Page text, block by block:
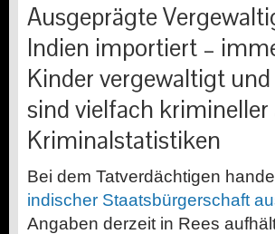
Ausgeprägte
Indien importiert –
Kinder vergewaltigt
sind vielfach krimineller
Kriminalstatistiken
Bei dem Tatverdächtigen
indischer Staatsbürgerschaft
Angaben derzeit in Rees